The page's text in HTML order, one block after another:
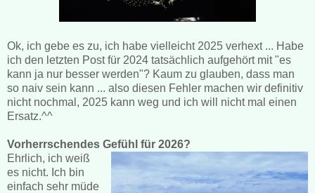
Ok, ich gebe es zu, ich habe vielleicht 2025 verhext ... Habe
ich den letzten Post für 2024 tatsächlich aufgehört mit "es
kann ja nur besser werden"? Kaum zu glauben, dass man
so naiv sein kann ... also diesen Fehler machen wir definitiv
nicht nochmal, 2025 kann weg und ich will nicht mal einen
Ersatz.^^
Vorherrschendes Gefühl für 2026?
Ehrlich, ich weiß
es nicht. Ich bin
einfach sehr müde